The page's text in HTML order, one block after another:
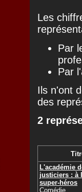
Les
Par
Par
Ils n'ont
des
2
L'académie
justiciers : à
super-héros
Comédie